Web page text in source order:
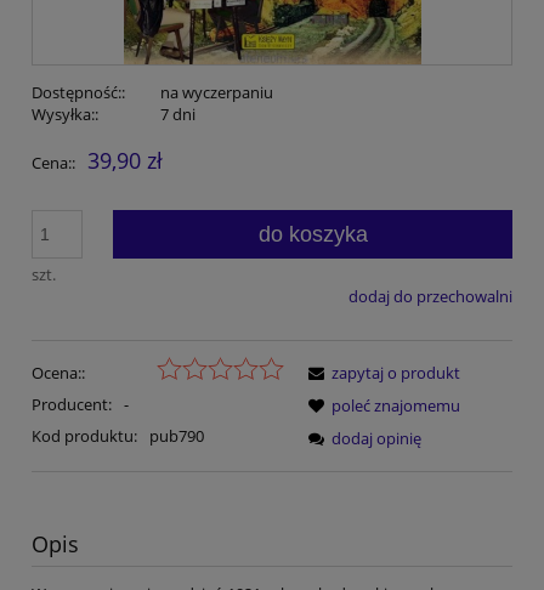
Dostępność::
na wyczerpaniu
Wysyłka::
7 dni
Cena:: 39,90 zł
szt.
do koszyka
dodaj do przechowalni
Ocena::
Producent: -
Kod produktu:
pub790
zapytaj o produkt
poleć znajomemu
dodaj opinię
Opis